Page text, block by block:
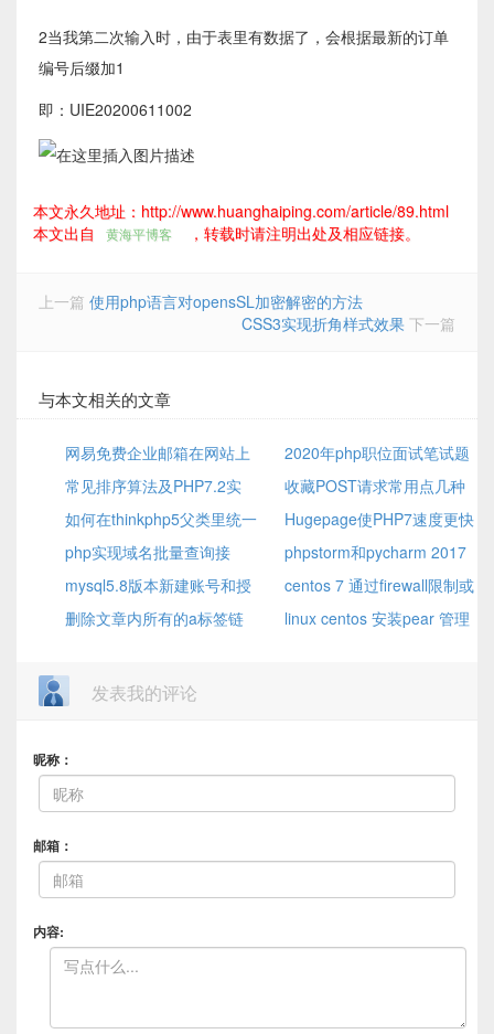
2当我第二次输入时，由于表里有数据了，会根据最新的订单
编号后缀加1
即：UIE20200611002
本文永久地址：http://www.huanghaiping.com/article/89.html
本文出自
黄海平博客 ，转载时请注明出处及相应链接。
上一篇 使用php语言对opensSL加密解密的方法
CSS3实现折角样式效果 下一篇
与本文相关的文章
网易免费企业邮箱在网站上
设置smtp
2020年php职位面试笔试题
精选
常见排序算法及PHP7.2实
收藏POST请求常用点几种
错误和解决方案
如何在thinkphp5父类里统一
修改return数据类型
Hugepage使PHP7速度更快
php实现域名批量查询接
phpstorm和pycharm 2017
版本的激活方法
mysql5.8版本新建账号和授
centos 7 通过firewall限制或
开放IP及端口
删除文章内所有的a标签链
的图片不会删的方法
linux centos 安装pear 管理
发表我的评论
昵称：
邮箱：
内容: